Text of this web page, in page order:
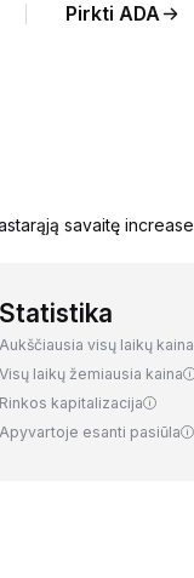
Pirkti ADA
savaitę
Statistika
Aukščiausia visų laikų kaina
Visų laikų žemiausia kaina
Rinkos kapitalizacija
Apyvartoje esanti pasiūla